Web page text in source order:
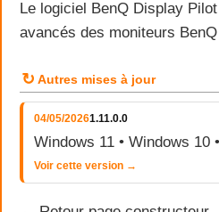
Le logiciel BenQ Display
avancés des moniteurs
↻ Autres mises à jour
04/05/20261.11.0.0
Windows 11 • Windows 10
Voir cette version →